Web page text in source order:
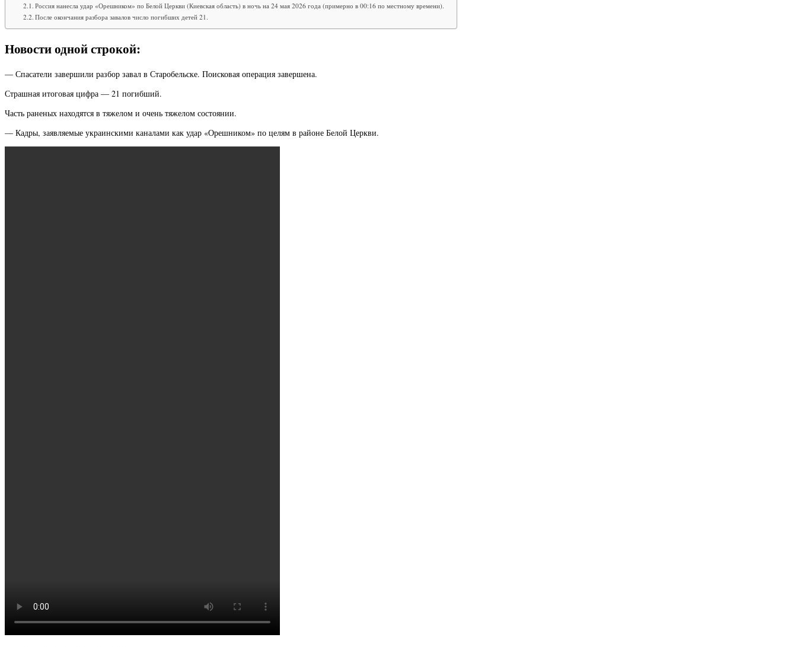
Россия нанесла удар «Орешником» по Белой Церкви (Киевская область) в ночь на 24 мая 2026 года (примерно в 00:16 по местному времени).
После окончания разбора завалов число погибших детей 21.
Новости одной строкой:
— Спасатели завершили разбор завал в Старобельске. Поисковая операция завершена.
Страшная итоговая цифра — 21 погибший.
Часть раненых находятся в тяжелом и очень тяжелом состоянии.
— Кадры, заявляемые украинскими каналами как удар «Орешником» по целям в районе Белой Церкви.